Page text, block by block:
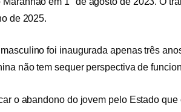
de 2025.
foi inaugurada apenas três
não tem sequer perspectiva de
o abandono do jovem pelo Estado